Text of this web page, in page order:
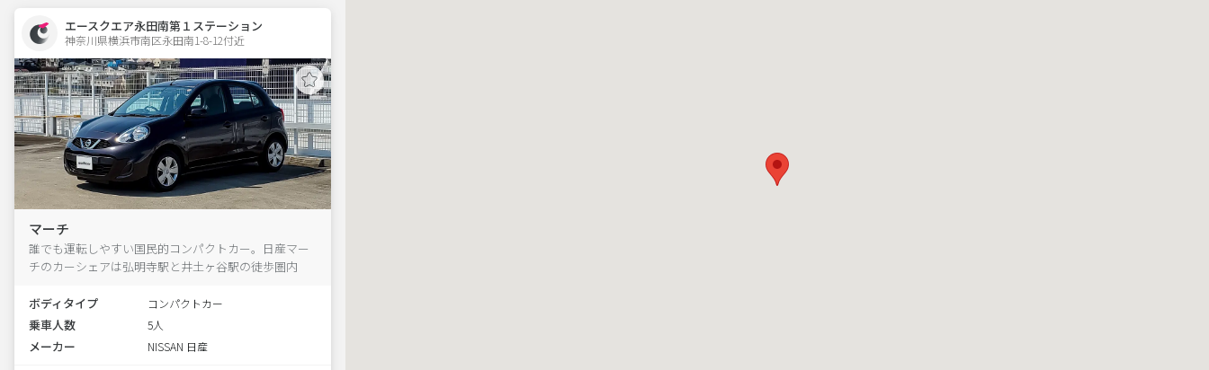
エースクエア永田南第１ステーション
神奈川県横浜市南区永田南1-8-12付近
マーチ
誰でも運転しやすい国民的コンパクトカー。日産マー
チのカーシェアは弘明寺駅と井土ヶ谷駅の徒歩圏内
ボディタイプ コンパクトカー
乗車人数 5人
メーカー NISSAN 日産